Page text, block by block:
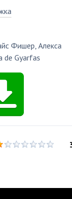
Фишер, Алекса
de Gyarfas